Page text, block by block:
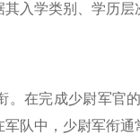
入学类别、学历层
。在完成少尉军官
队中，少尉军衔通